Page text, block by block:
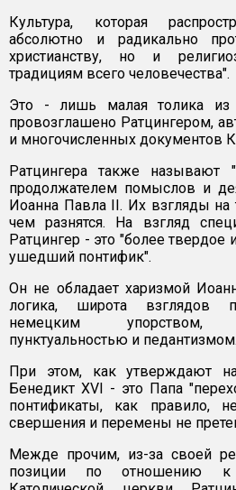
Культура, которая
абсолютно и радикально
христианству, но и
традициям всего человечества".
Это - лишь малая толика из
провозглашено Ратцингером,
и многочисленных документов
Ратцингера также называют
продолжателем помыслов и
Иоанна Павла II. Их взгляды на
чем разнятся. На взгляд
Ратцингер - это "более твердое
ушедший понтифик".
Он не обладает харизмой
логика, широта взглядов
немецким упорством,
пунктуальностью и педантизмом.
При этом, как утверждают
Бенедикт XVI - это Папа
понтификаты, как правило,
свершения и перемены не
Межде прочим, из-за своей
позиции по отношению к